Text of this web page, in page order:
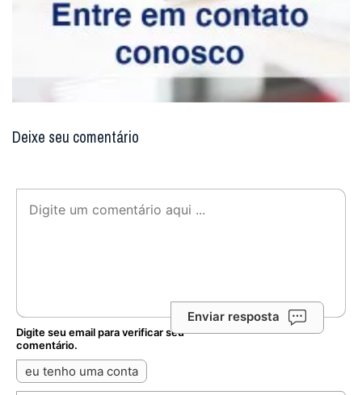
Deixe seu comentário
Enviar resposta
Digite seu email para verificar seu
comentário.
eu tenho uma conta